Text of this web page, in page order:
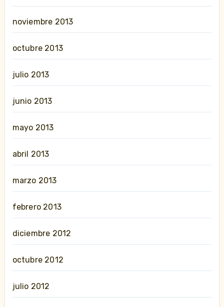
noviembre 2013
octubre 2013
julio 2013
junio 2013
mayo 2013
abril 2013
marzo 2013
febrero 2013
diciembre 2012
octubre 2012
julio 2012